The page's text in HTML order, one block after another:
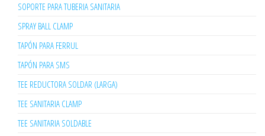
SOPORTE PARA TUBERIA SANITARIA
SPRAY BALL CLAMP
TAPÓN PARA FERRUL
TAPÓN PARA SMS
TEE REDUCTORA SOLDAR (LARGA)
TEE SANITARIA CLAMP
TEE SANITARIA SOLDABLE